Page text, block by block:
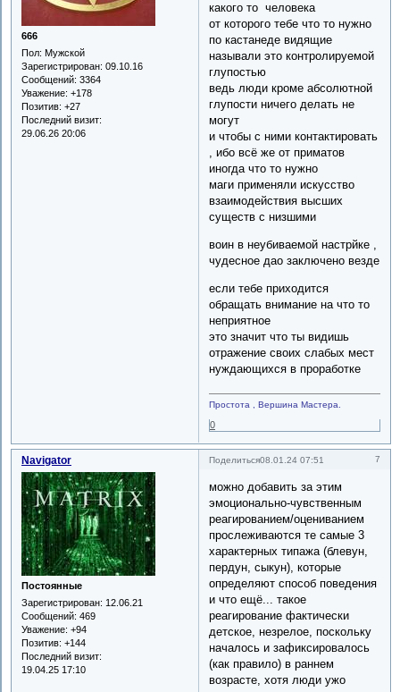
666
Пол: Мужской
Зарегистрирован: 09.10.16
Сообщений: 3364
Уважение: +178
Позитив: +27
Последний визит:
29.06.26 20:06
какого то человека
от которого тебе что то нужно
по кастанеде видящие
называли это контролируемой
глупостью
ведь люди кроме абсолютной
глупости ничего делать не
могут
и чтобы с ними контактировать
, ибо всё же от приматов
иногда что то нужно
маги применяли искусство
взаимодействия высших
существ с низшими
воин в неубиваемой настрйке ,
чудесное дао заключено везде
если тебе приходится
обращать внимание на что то
неприятное
это значит что ты видишь
отражение своих слабых мест
нуждающихся в проработке
Простота , Вершина Мастера.
0
Поделиться 7
08.01.24 07:51
Navigator
Постоянные
Зарегистрирован: 12.06.21
Сообщений: 469
Уважение: +94
Позитив: +144
Последний визит:
19.04.25 17:10
можно добавить за этим
эмоционально-чувственным
реагированием/оцениванием
прослеживаются те самые 3
характерных типажа (блевун,
пердун, сыкун), которые
определяют способ поведения
и что ещё... такое
реагирование фактически
детское, незрелое, поскольку
началось и зафиксировалось
(как правило) в раннем
возрасте, хотя люди ужо